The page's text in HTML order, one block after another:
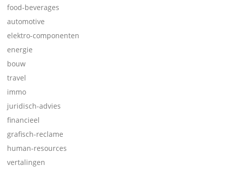
food-beverages
automotive
elektro-componenten
energie
bouw
travel
immo
juridisch-advies
financieel
grafisch-reclame
human-resources
vertalingen